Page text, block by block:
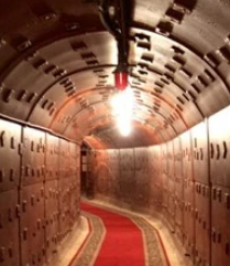
Architecture russe
Récits-Fictions